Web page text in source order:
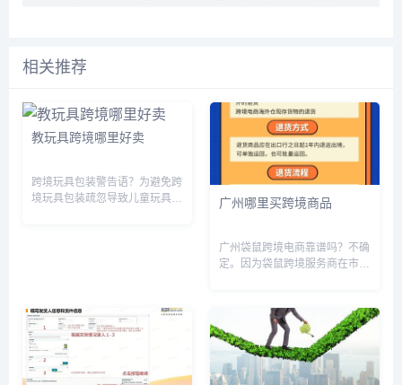
相关推荐
教玩具跨境哪里好卖
跨境玩具包装警告语？为避免跨
境玩具包装疏忽导致儿童玩具安
广州哪里买跨境商品
广州袋鼠跨境电商靠谱吗？不确
定。因为袋鼠跨境服务商在市场
问题，但也有一部分用户对其服
务评价很高。从这个角度来看，
袋鼠跨境服务商的靠谱程度还有
待观...